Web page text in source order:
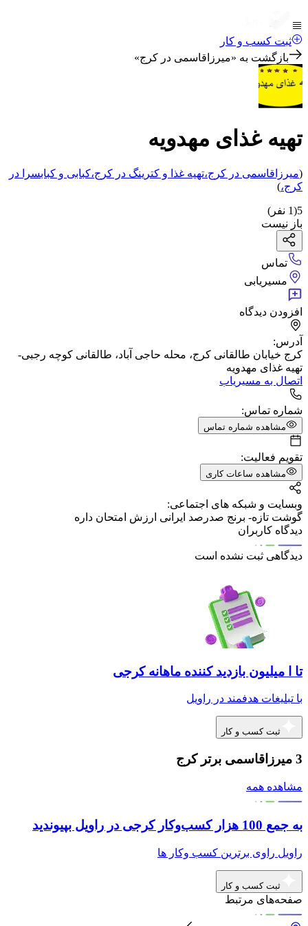
ثبت کسب و کار
بازگشت به «میرزاقاسمی در کرج»
تهیه غذای مهدویه
(میرزاقاسمی در کرج،تهیه غذا و کترینگ در کرج،کبابی و کبابسرا
در
کرج،)
5
(
1 نفر)
باز نیست
تماس
مسیریابی
افزودن دیدگاه
آدرس:
کرج خیابان طالقانی کرج، محله حاجی آباد، طالقانی کوچه رجبی-
تهیه غذای مهدویه
اتصال به مسیریاب
شماره تماس:
مشاهده شماره تماس
تقویم فعالیت:
مشاهده ساعات کاری
وبسایت و شبکه های اجتماعی:
گوشت تازه- برنج صدرصد ایرانی ارزش امتحان داره
دیدگاه کاربران
دیدگاهی ثبت نشده است
تا ا میلیون بازدید کننده ماهانه کرجی
با تبلیغات هدفمند در راویل
ثبت کسب و کار
3 میرزاقاسمی برتر کرج
مشاهده همه
به جمع 100 هزار کسب‌وکار کرجی در راویل بپیوندید
راویل راوی برترین کسب وکار ها
ثبت کسب و کار
صفحه‌های مرتبط